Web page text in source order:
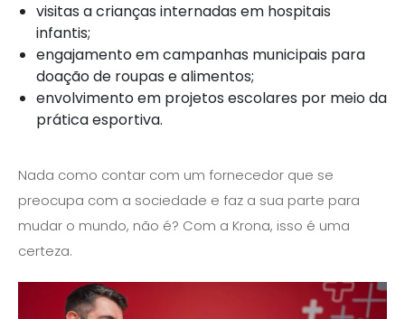
visitas a ​crianças internadas em hospitais
infantis;
engajamento em campanhas municipais para
doação de roupas e alimentos;
envolvimento em projetos escolares por meio da
prática esportiva.
Nada como contar com um fornecedor que se
preocupa com a sociedade e faz a sua parte para
mudar o mundo, não é? Com a Krona, isso é uma
certeza.